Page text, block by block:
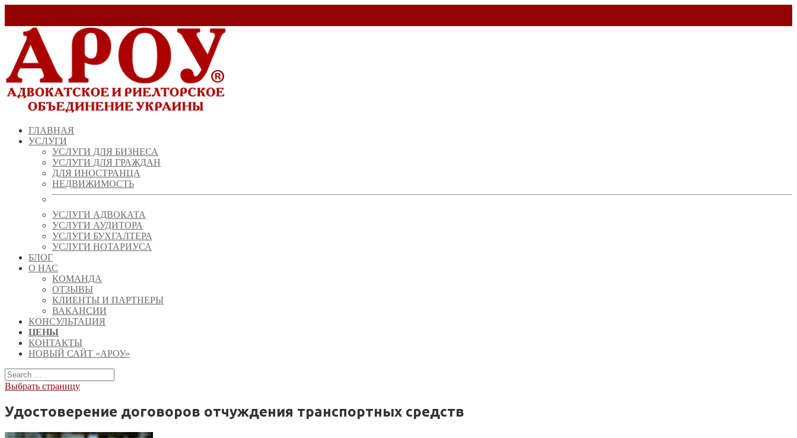
ГЛАВНАЯ
УСЛУГИ
УСЛУГИ ДЛЯ БИЗНЕСА
УСЛУГИ ДЛЯ ГРАЖДАН
ДЛЯ ИНОСТРАНЦА
НЕДВИЖИМОСТЬ
УСЛУГИ АДВОКАТА
УСЛУГИ АУДИТОРА
УСЛУГИ БУХГАЛТЕРА
УСЛУГИ НОТАРИУСА
БЛОГ
О НАС
КОМАНДА
ОТЗЫВЫ
КЛИЕНТЫ И ПАРТНЕРЫ
ВАКАНСИИ
КОНСУЛЬТАЦИЯ
ЦЕНЫ
КОНТАКТЫ
НОВЫЙ САЙТ «АРОУ»
Выбрать страницу
Удостоверение договоров отчуждения транспортных средств